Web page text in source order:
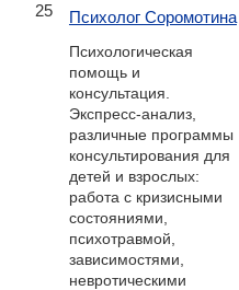
25 Психолог Соромотина
Психологическая
помощь и
консультация.
Экспресс-анализ,
различные программы
консультирования для
детей и взрослых:
работа с кризисными
состояниями,
психотравмой,
зависимостями,
невротическими